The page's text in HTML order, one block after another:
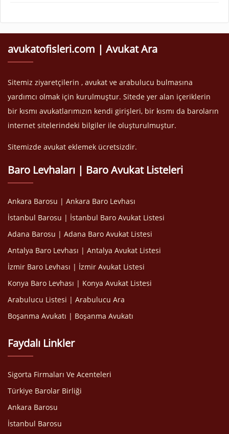
avukatofisleri.com | Avukat Ara
Sitemiz ziyaretçilerin , avukat ve arabulucu bulmasına
yardımcı olmak için kurulmuştur. Sitede yer alan içeriklerin
bir kısmı avukatlarımızın kendi girişleri, bir kısmı da baroların
internet sitelerindeki bilgiler ile oluşturulmuştur.
Sitemizde avukat eklemek ücretsizdir.
Baro Levhaları | Baro Avukat Listeleri
Ankara Barosu | Ankara Baro Levhası
İstanbul Barosu | İstanbul Baro Avukat Listesi
Adana Barosu | Adana Baro Avukat Listesi
Antalya Baro Levhası | Antalya Avukat Listesi
İzmir Baro Levhası | İzmir Avukat Listesi
Konya Baro Levhası | Konya Avukat Listesi
Arabulucu Listesi | Arabulucu Ara
Boşanma Avukatı | Boşanma Avukatı
Faydalı Linkler
Sigorta Firmaları Ve Acenteleri
Türkiye Barolar Birliği
Ankara Barosu
İstanbul Barosu